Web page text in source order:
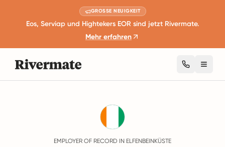
GROSSE NEUIGKEIT
Eos, Serviap und Hightekers EOR sind jetzt Rivermate.
Mehr erfahren
EMPLOYER OF RECORD IN ELFENBEINKÜSTE